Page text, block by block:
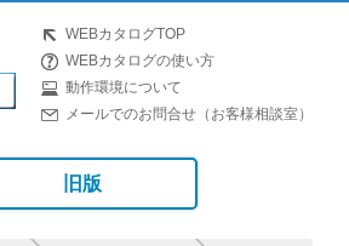
WEBカタログTOP
WEBカタログの使い方
動作環境について
メールでのお問合せ（お客様相談室）
旧版